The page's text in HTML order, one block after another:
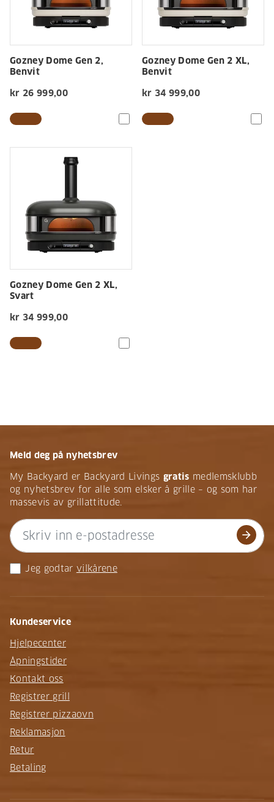
Gozney Dome Gen 2,
Benvit
kr 26 999,00
Gozney Dome Gen 2 XL,
Benvit
kr 34 999,00
Gozney Dome Gen 2 XL,
Svart
kr 34 999,00
Meld deg på nyhetsbrev
My Backyard er Backyard Livings gratis medlemsklubb
og nyhetsbrev for alle som elsker å grille – og som har
massevis av grillattitude.
arrow_forward
Jeg godtar vilkårene
Kundeservice
Hjelpecenter
Åpningstider
Kontakt oss
Registrer grill
Registrer pizzaovn
Reklamasjon
Retur
Betaling